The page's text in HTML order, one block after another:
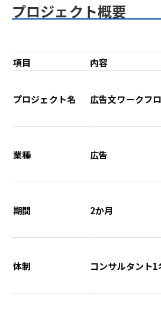
プロジェクト概要
項目 内容
プロジェクト名 広告文ワークフ
業種 広告
期間 2か月
体制 コンサルタント